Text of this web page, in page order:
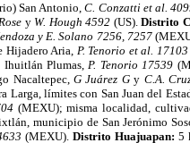
San Antonio,C. Conzatti et al.
y W. Hough 4592 (US). Distrito
y E. Solano 7256, 7257
Hijadero Aria, P. Tenorio et al.
Ihuitlán Plumas,P. Tenorio 17539
Nacaltepec, G Juárez Gy C.A.
Larga, límites con San Juan del
(MEXU); misma localidad,
municipio de San Jerónimo
(MEXU). Distrito Huajuapan: 5